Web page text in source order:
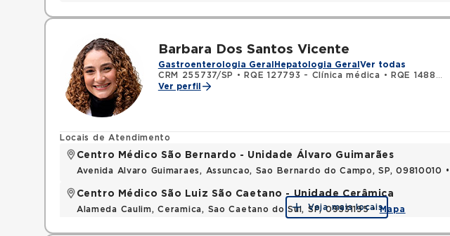
Barbara Dos Santos Vicente
Gastroenterologia Geral Hepatologia Geral Ver todas
CRM 255737/SP
• RQE 127793 - Clínica médica •
RQE 148850 - Gastroenterologia
Ver perfil
Locais de Atendimento
Centro Médico São Bernardo - Unidade Álvaro Guimarães
Avenida Alvaro Guimaraes, Assuncao, Sao Bernardo do Campo, SP, 09810010 •
Centro Médico São Luiz São Caetano - Unidade Cerâmica
Alameda Caulim, Ceramica, Sao Caetano do Sul, SP, 09531195 •Mapa
Veja mais locais